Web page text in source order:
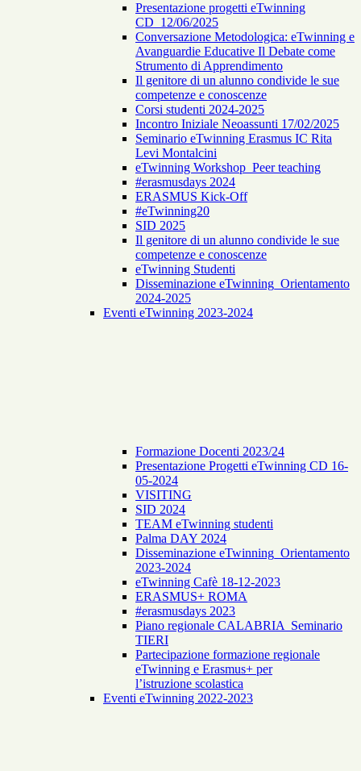
Presentazione progetti eTwinning
CD_12/06/2025
Conversazione Metodologica: eTwinning e
Avanguardie Educative Il Debate come
Strumento di Apprendimento
Il genitore di un alunno condivide le sue
competenze e conoscenze
Corsi studenti 2024-2025
Incontro Iniziale Neoassunti 17/02/2025
Seminario eTwinning Erasmus IC Rita
Levi Montalcini
eTwinning Workshop_Peer teaching
#erasmusdays 2024
ERASMUS Kick-Off
#eTwinning20
SID 2025
Il genitore di un alunno condivide le sue
competenze e conoscenze
eTwinning Studenti
Disseminazione eTwinning_Orientamento
2024-2025
Eventi eTwinning 2023-2024
Formazione Docenti 2023/24
Presentazione Progetti eTwinning CD 16-
05-2024
VISITING
SID 2024
TEAM eTwinning studenti
Palma DAY 2024
Disseminazione eTwinning_Orientamento
2023-2024
eTwinning Cafè 18-12-2023
ERASMUS+ ROMA
#erasmusdays 2023
Piano regionale CALABRIA Seminario
TIERI
Partecipazione formazione regionale
eTwinning e Erasmus+ per
l’istruzione scolastica
Eventi eTwinning 2022-2023